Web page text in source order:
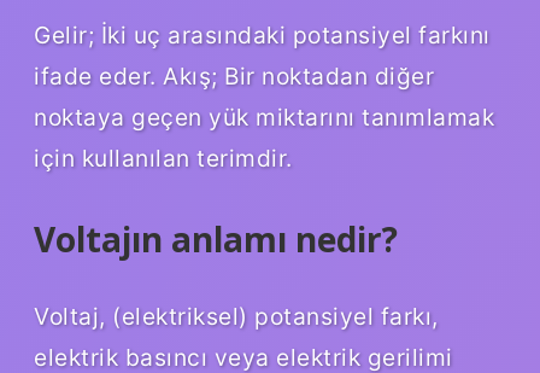
Gelir; İki uç arasındaki potansiyel farkını
ifade eder. Akış; Bir noktadan diğer
noktaya geçen yük miktarını tanımlamak
için kullanılan terimdir.
Voltajın anlamı nedir?
Voltaj, (elektriksel) potansiyel farkı,
elektrik basıncı veya elektrik gerilimi